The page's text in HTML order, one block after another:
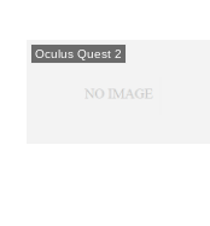
Oculus Quest 2